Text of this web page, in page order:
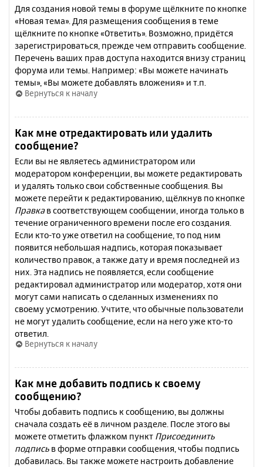
Для создания новой темы в форуме щёлкните по кнопке
«Новая тема». Для размещения сообщения в теме
щёлкните по кнопке «Ответить». Возможно, придётся
зарегистрироваться, прежде чем отправить сообщение.
Перечень ваших прав доступа находится внизу страниц
форума или темы. Например: «Вы можете начинать
темы», «Вы можете добавлять вложения» и т.п.
Вернуться к началу
Как мне отредактировать или удалить
сообщение?
Если вы не являетесь администратором или
модератором конференции, вы можете редактировать
и удалять только свои собственные сообщения. Вы
можете перейти к редактированию, щёлкнув по кнопке
Правкав соответствующем сообщении, иногда только в
течение ограниченного времени после его создания.
Если кто-то уже ответил на сообщение, то под ним
появится небольшая надпись, которая показывает
количество правок, а также дату и время последней из
них. Эта надпись не появляется, если сообщение
редактировал администратор или модератор, хотя они
могут сами написать о сделанных изменениях по
своему усмотрению. Учтите, что обычные пользователи
не могут удалить сообщение, если на него уже кто-то
ответил.
Вернуться к началу
Как мне добавить подпись к своему
сообщению?
Чтобы добавить подпись к сообщению, вы должны
сначала создать её в личном разделе. После этого вы
можете отметить флажком пункт Присоединить
подпись в форме отправки сообщения, чтобы подпись
добавилась. Вы также можете настроить добавление